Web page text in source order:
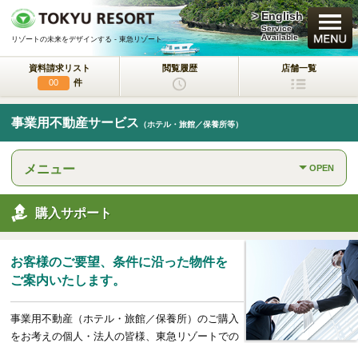
リゾートの未来をデザインする - 東急リゾート
> English
Service
Available
資料請求リスト
00
件
閲覧履歴 店舗一覧
事業用不動産サービス （ホテル・旅館／保養所等）
メニュー OPEN
購入サポート
お客様のご要望、条件に沿った物件を
ご案内いたします。
事業用不動産（ホテル・旅館／保養所）のご購入
をお考えの個人・法人の皆様、東急リゾートでの
買いたい
新規・新築マンション
中古物件
一戸建て/マンション/土地
東急ハーヴェストクラブ
会員制リゾートホテル
ホテルコンドミニアム
所有するリゾートから
事業用不動産サービス
（ホテル・旅館／保養所等）